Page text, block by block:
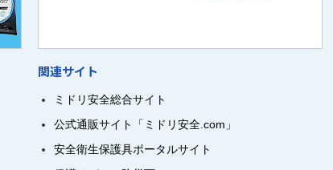
関連サイト
ミドリ安全総合サイト
公式通販サイト「ミドリ安全.com」
安全衛生保護具ポータルサイト